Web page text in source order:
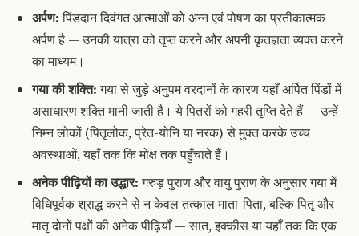
अर्पण:पिंडदान दिवंगत आत्माओं को अन्न एवं पोषण का प्रतीकात्मक
अर्पण है — उनकी यात्रा को तृप्त करने और अपनी कृतज्ञता व्यक्त करने
का माध्यम।
गया की शक्ति:गया से जुड़े अनुपम वरदानों के कारण यहाँ अर्पित पिंडों में
असाधारण शक्ति मानी जाती है। ये पितरों को गहरी तृप्ति देते हैं — उन्हें
निम्न लोकों (पितृलोक, प्रेत-योनि या नरक) से मुक्त करके उच्च
अवस्थाओं, यहाँ तक कि मोक्ष तक पहुँचाते हैं।
अनेक पीढ़ियों का उद्धार:गरुड़ पुराण और वायु पुराण के अनुसार गया में
विधिपूर्वक श्राद्ध करने से न केवल तत्काल माता-पिता, बल्कि पितृ और
मातृ दोनों पक्षों की अनेक पीढ़ियाँ — सात, इक्कीस या यहाँ तक कि एक